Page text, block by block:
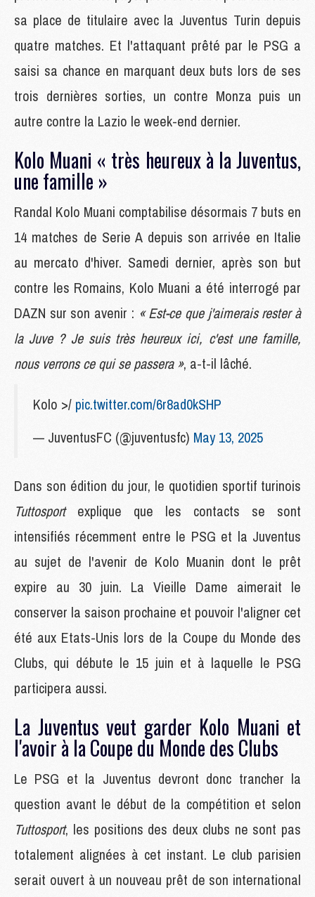
sa place de titulaire avec la Juventus Turin depuis
quatre matches. Et l'attaquant prêté par le PSG a
saisi sa chance en marquant deux buts lors de ses
trois dernières sorties, un contre Monza puis un
autre contre la Lazio le week-end dernier.
Kolo Muani « très heureux à la Juventus,
une famille »
Randal Kolo Muani comptabilise désormais 7 buts en
14 matches de Serie A depuis son arrivée en Italie
au mercato d'hiver. Samedi dernier, après son but
contre les Romains, Kolo Muani a été interrogé par
DAZN sur son avenir : « Est-ce que j'aimerais rester à
la Juve ? Je suis très heureux ici, c'est une famille,
nous verrons ce qui se passera », a-t-il lâché.
Kolo >/ pic.twitter.com/6r8ad0kSHP
— JuventusFC (@juventusfc) May 13, 2025
Dans son édition du jour, le quotidien sportif turinois
Tuttosportexplique que les contacts se sont
intensifiés récemment entre le PSG et la Juventus
au sujet de l'avenir de Kolo Muanin dont le prêt
expire au 30 juin. La Vieille Dame aimerait le
conserver la saison prochaine et pouvoir l'aligner cet
été aux Etats-Unis lors de la Coupe du Monde des
Clubs, qui débute le 15 juin et à laquelle le PSG
participera aussi.
La Juventus veut garder Kolo Muani et
l'avoir à la Coupe du Monde des Clubs
Le PSG et la Juventus devront donc trancher la
question avant le début de la compétition et selon
Tuttosport, les positions des deux clubs ne sont pas
totalement alignées à cet instant. Le club parisien
serait ouvert à un nouveau prêt de son international